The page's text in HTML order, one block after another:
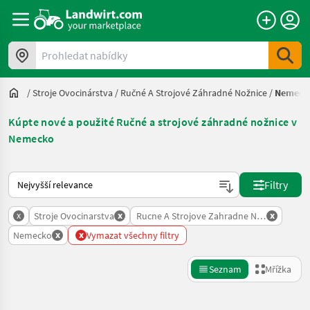
Prohledat nabídky
/Stroje Ovocinárstva / Ručné A Strojové Záhradné Nožnice /
Kúpte nové a použité Ručné a strojové záhradné nožnice v
Nemecko
Takto se řadí nabídky na Landwirt.com
Filtry
x Stroje Ovocinarstva x Rucne A Strojove Zahradne Noznice
x
Nemecko x x Vymazat všechny filtry
Seznam Mřížka